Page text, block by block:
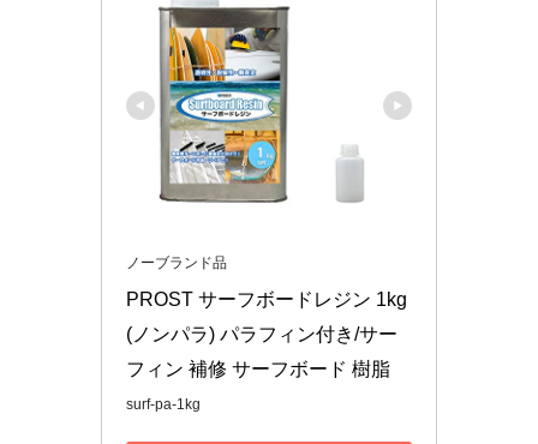
ノーブランド品
PROST サーフボードレジン 1kg
(ノンパラ) パラフィン付き/サー
フィン 補修 サーフボード 樹脂
surf-pa-1kg